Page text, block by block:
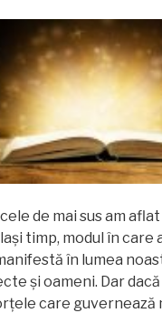
de mai sus am
timp, modul în
în lumea
și oameni. Dar
care guvernează